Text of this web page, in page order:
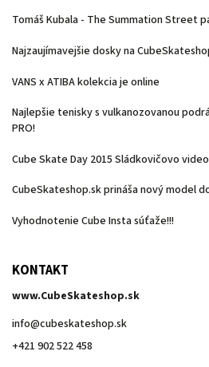
Tomáš Kubala - The Summation Street
Najzaujímavejšie dosky na
VANS x ATIBA kolekcia je online
Najlepšie tenisky s vulkanozovanou
PRO!
Cube Skate Day 2015 Sládkovičovo
CubeSkateshop.sk prináša nový model
Vyhodnotenie Cube Insta súťaže!!!
KONTAKT
www.CubeSkateshop.sk
info@cubeskateshop.sk
+421 902 522 458